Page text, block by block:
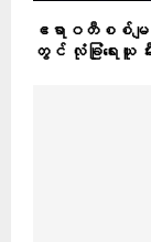
ဧရာဝတီစစ်မျ
တွင် လုံခြုံရေးယူ